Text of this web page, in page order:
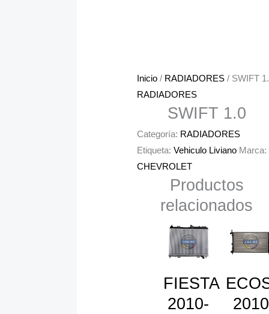
Inicio/ RADIADORES/ SWIFT
RADIADORES
SWIFT 1.0
Categoría: RADIADORES
Etiqueta: Vehiculo Liviano Marca:
CHEVROLET
Productos
relacionados
FIESTA
2010-
2010